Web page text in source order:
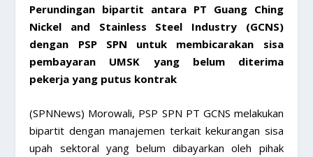
Perundingan bipartit antara PT Guang Ching
Nickel and Stainless Steel Industry (GCNS)
dengan PSP SPN untuk membicarakan sisa
pembayaran UMSK yang belum diterima
pekerja yang putus kontrak
(SPNNews) Morowali, PSP SPN PT GCNS melakukan
bipartit dengan manajemen terkait kekurangan sisa
upah sektoral yang belum dibayarkan oleh pihak